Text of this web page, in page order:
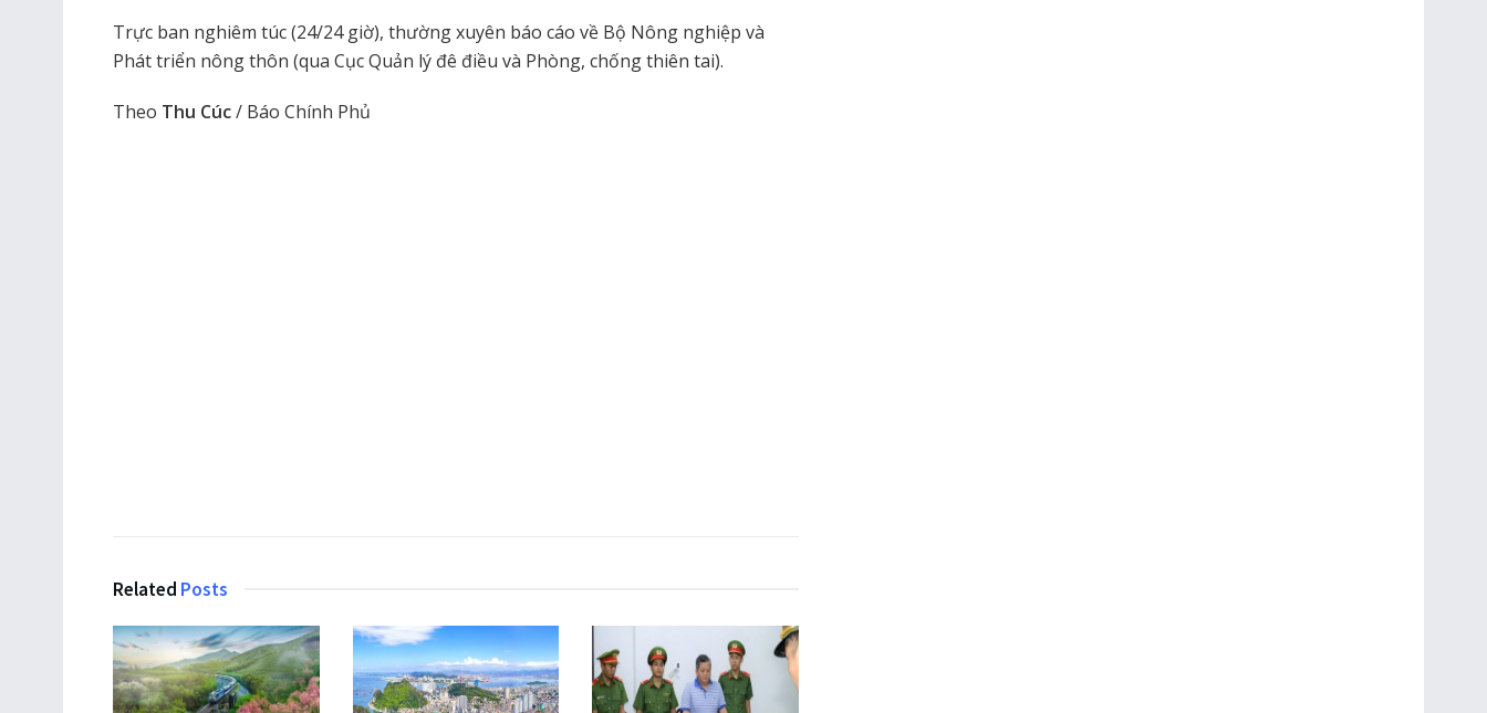
Trực ban nghiêm túc (24/24 giờ), thường xuyên báo cáo về Bộ Nông nghiệp và
Phát triển nông thôn (qua Cục Quản lý đê điều và Phòng, chống thiên tai).
Theo Thu Cúc/ Báo Chính Phủ
Related Posts